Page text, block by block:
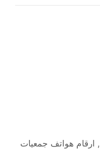
, ارقام هواتف جمعيات